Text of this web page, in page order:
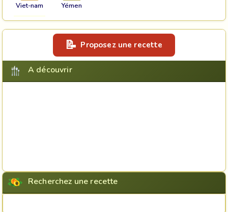
Viet-nam Yémen
Proposez une recette
A découvrir
Recherchez une recette